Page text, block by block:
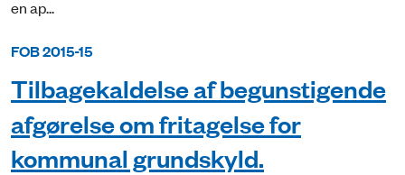
en ap...
FOB 2015-15
Tilbagekaldelse af begunstigende
afgørelse om fritagelse for
kommunal grundskyld.